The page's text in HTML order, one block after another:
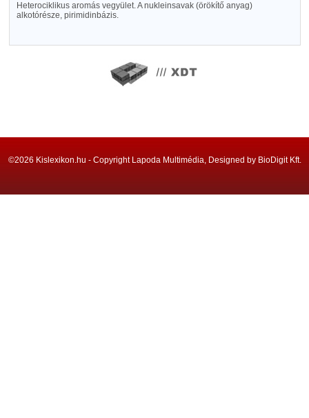
Heterociklikus aromás vegyület. A nukleinsavak (örökítő anyag)
alkotórésze, pirimidinbázis.
©2026 Kislexikon.hu - Copyright Lapoda Multimédia, Designed by BioDigit Kft.